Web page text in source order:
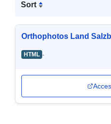
Sort
Orthophotos Land
HTML -